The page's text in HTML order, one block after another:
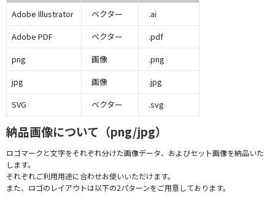
Adobe Illustrator
ベクター
.ai
Adobe PDF
ベクター
.pdf
png
画像
.png
jpg
画像
.jpg
SVG
ベクター .svg
納品画像について（png/jpg）
ロゴマークと文字をそれぞれ分けた画像データ、およびセット画像を納品いた
します。
それぞれご利用用途に合わせお使いいただけます。
また、ロゴのレイアウトは以下の2パターンをご用意しております。